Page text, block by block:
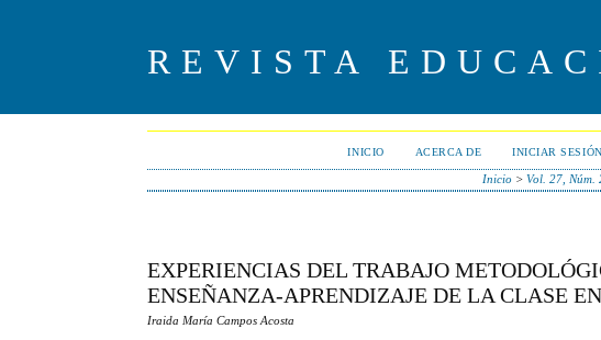
REVISTA
INICIO ACERCA DE INICIAR SESIÓN
Inicio> Vol. 27, Núm.
EXPERIENCIAS DEL TRABAJO
ENSEÑANZA-APRENDIZAJE DE LA CLASE
Iraida María Campos Acosta